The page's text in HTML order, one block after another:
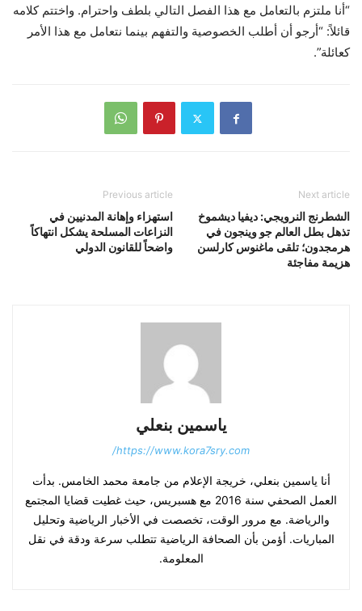
“أنا ملتزم بالتعامل مع هذا الفصل التالي بلطف واحترام. واختتم كلامه
قائلاً: “أرجو أن أطلب الخصوصية والتفهم بينما نتعامل مع هذا الأمر
كعائلة”.
Previous article
استهزاء وإهانة المدنيين في
النزاعات المسلحة يشكل انتهاكاً
واضحاً للقانون الدولي
Next article
الشطرنج النرويجي: ديفيا ديشموخ
تذهل بطل العالم جو وينجون في
هرمجدون؛ تلقى ماغنوس كارلسن
هزيمة مفاجئة
ياسمين بنعلي
https://www.kora7sry.com/
أنا ياسمين بنعلي، خريجة الإعلام من جامعة محمد الخامس. بدأت
العمل الصحفي سنة 2016 مع هسبريس، حيث غطيت قضايا المجتمع
والرياضة. مع مرور الوقت، تخصصت في الأخبار الرياضية وتحليل
المباريات. أؤمن بأن الصحافة الرياضية تتطلب سرعة ودقة في نقل
المعلومة.